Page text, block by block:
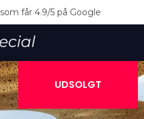
som får 4.9/5 på Google
UDSOLGT